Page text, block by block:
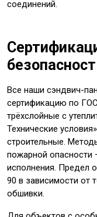
соединений.
Все наши сэндвич-
сертификацию по
трёхслойные с
Технические
строительные.
пожарной опасности
исполнения. Предел
90 в зависимости от
обшивки.